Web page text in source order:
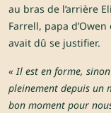
au bras de l’arrière
Farrell, papa
avait dû se justifier.
« Il est en forme,
pleinement depuis un
bon moment pour